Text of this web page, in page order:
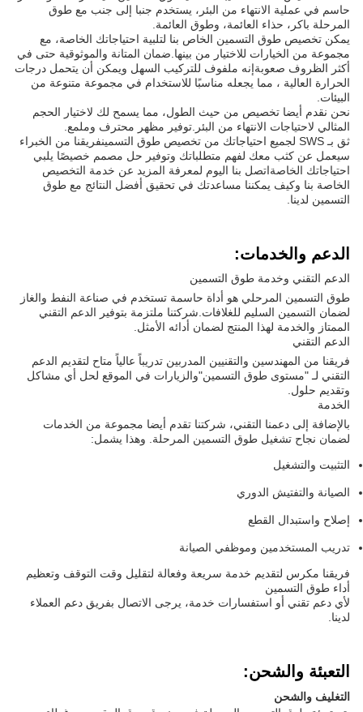
حاسم في عملية الانتهاء من البئر، يستخدم جنبا إلى جنب مع طوق
المرحلة باكر، حذاء العائمة، وطوق العائمة.
يمكن تخصيص طوق التسمين الخاص بنا لتلبية احتياجاتك الخاصة، مع
مجموعة من الخيارات للاختيار من بينها.ضمان المتانة والموثوقية حتى في
أكثر الظروف صعوبةإنه ملفوف للتركيب السهل ويمكن أن يتحمل درجات
الحرارة العالية ، مما يجعله مناسبًا للاستخدام في مجموعة متنوعة من
البيئات.
نحن نقدم أيضا تخصيص من حيث الطول، مما يسمح لك لاختيار الحجم
المثالي لاحتياجات الانتهاء من البئر.توفير مظهر محترف وملمع.
ثق بـ SWS لجميع احتياجاتك من تخصيص طوق التسمينفريقنا من الخبراء
سيعمل عن كثب معك لفهم متطلباتك وتوفير حل مصمم خصيصًا يلبي
احتياجاتك الخاصةاتصل بنا اليوم لمعرفة المزيد عن خدمة التخصيص
الخاصة بنا وكيف يمكننا مساعدتك في تحقيق أفضل النتائج مع طوق
التسمين لدينا.
الدعم والخدمات:
الدعم التقني وخدمة طوق التسمين
طوق التسمين المرحلي هو أداة حاسمة تستخدم في صناعة النفط والغاز
لضمان التسمين السليم للغلافات.شركتنا ملتزمة بتوفير الدعم التقني
الممتاز والخدمة لهذا المنتج لضمان أدائه الأمثل.
الدعم التقني
فريقنا من المهندسين والتقنيين المدربين تدريباً عالياً متاح لتقديم الدعم
التقني لـ "مستوى طوق التسمين"والزيارات في الموقع لحل أي مشاكل
وتقديم حلول.
الخدمة
بالإضافة إلى دعمنا التقني، شركتنا تقدم أيضا مجموعة من الخدمات
لضمان نجاح تشغيل طوق التسمين المرحلة. وهذا يشمل:
التثبيت والتشغيل
الصيانة والتفتيش الدوري
إصلاح واستبدال القطع
تدريب المستخدمين وموظفي الصيانة
فريقنا مكرس لتقديم خدمة سريعة وفعالة لتقليل وقت التوقف وتعظيم
أداء طوق التسمين
لأي دعم تقني أو استفسارات خدمة، يرجى الاتصال بفريق دعم العملاء
لدينا.
التعبئة والشحن:
التغليف والشحن